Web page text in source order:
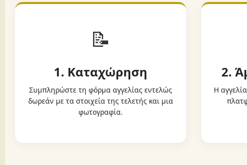
📝
1. Καταχώρηση
Συμπληρώστε τη φόρμα αγγελίας εντελώς
δωρεάν με τα στοιχεία της τελετής και μια
φωτογραφία.
2.
Η